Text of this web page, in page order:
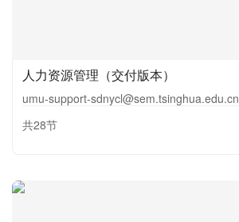
人力资源管理（交付版本）
umu-support-sdnycl@sem.tsinghua.edu.cn
共28节